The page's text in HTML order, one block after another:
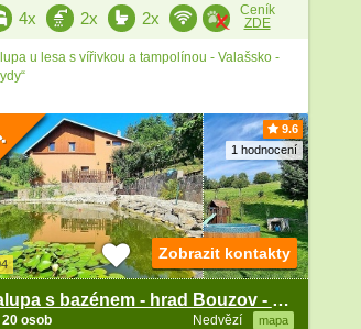
4x 2x 2x
Ceník
ZDE
u lesa s vířivkou a tampolínou - Valašsko -
9.6
1 hodnocení
Chalupa s bazénem - hrad Bouzov - Šumperk
Nedvězí mapa
20 osob
Zobrazit kontakty